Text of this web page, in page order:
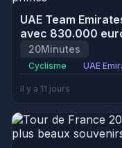
UAE Team
avec 830.000
20Minutes
Cyclisme UAE
il y a 11 jours